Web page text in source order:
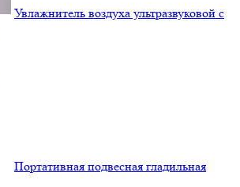
Увлажнитель воздуха ультразвуковой с
Портативная подвесная гладильная